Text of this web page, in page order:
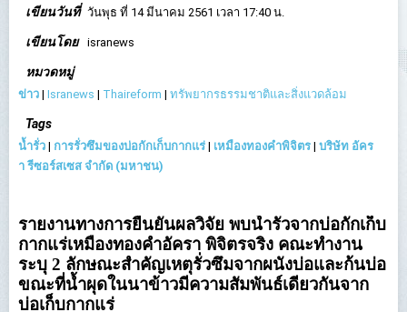
เขียนวันที่ วันพุธ ที่ 14 มีนาคม 2561 เวลา 17:40 น.
เขียนโดย isranews
หมวดหมู่
ข่าว | Isranews | Thaireform | ทรัพยากรธรรมชาติและสิ่งแวดล้อม
Tags
น้ำรั่ว | การรั่วซึมของบ่อกักเก็บกากแร่ | เหมืองทองคำพิจิตร | บริษัท อัคร
า รีซอร์สเซส จำกัด (มหาชน)
รายงานทางการยืนยันผลวิจัย พบน้ำรั่วจากบ่อกักเก็บ
กากแร่เหมืองทองคำอัครา พิจิตรจริง คณะทำงาน
ระบุ 2 ลักษณะสำคัญเหตุรั่วซึมจากผนังบ่อและก้นบ่อ
ขณะที่น้ำผุดในนาข้าวมีความสัมพันธ์เดียวกันจาก
บ่อเก็บกากแร่